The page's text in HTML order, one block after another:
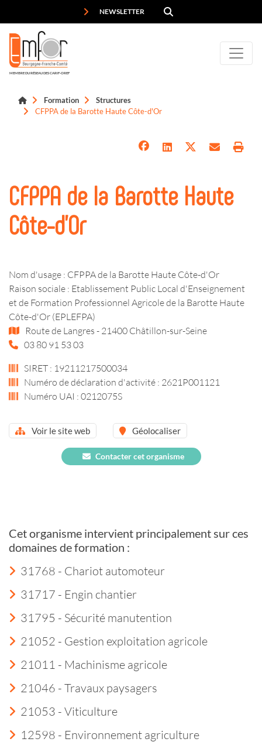
NEWSLETTER
MEMBRE DU RÉSEAU DES CARIF-OREF
Formation
Structures
CFPPA de la Barotte Haute Côte-d'Or
CFPPA de la Barotte Haute
Côte-d'Or
Nom d'usage : CFPPA de la Barotte Haute Côte-d'Or
Raison sociale : Etablissement Public Local d'Enseignement
et de Formation Professionnel Agricole de la Barotte Haute
Côte-d'Or (EPLEFPA)
Route de Langres - 21400 Châtillon-sur-Seine
03 80 91 53 03
SIRET : 19211217500034
Numéro de déclaration d'activité : 2621P001121
Numéro UAI : 0212075S
Voir le site web Géolocaliser
Contacter cet organisme
Cet organisme intervient principalement sur ces
domaines de formation :
31768 - Chariot automoteur
31717 - Engin chantier
31795 - Sécurité manutention
21052 - Gestion exploitation agricole
21011 - Machinisme agricole
21046 - Travaux paysagers
21053 - Viticulture
12598 - Environnement agriculture
Panneau de gestion des cookies